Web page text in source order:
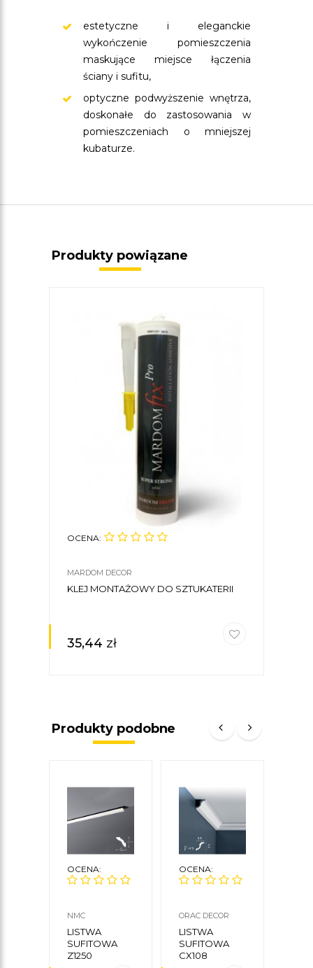
estetyczne i eleganckie
wykończenie pomieszczenia
maskujące miejsce łączenia
ściany i sufitu,
optyczne podwyższenie wnętrza,
doskonałe do zastosowania w
pomieszczeniach o mniejszej
kubaturze.
Produkty powiązane
OCENA:
MARDOM DECOR
KLEJ MONTAŻOWY DO SZTUKATERII
35,44 zł
Produkty podobne
OCENA:
NMC
LISTWA
SUFITOWA
Z1250
OCENA:
ORAC DECOR
LISTWA
SUFITOWA
CX108